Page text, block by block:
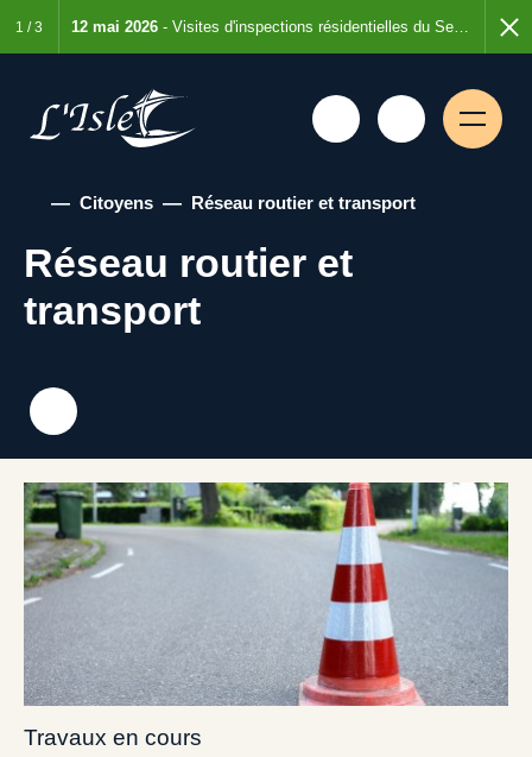
Rechercher
1 /3
6 mois 12 mai 2026 - Visites d'inspections résidentielles du Service de la sécurité incendie 7 août
— Citoyens — Réseau routier et transport
Réseau routier et
transport
Travaux en cours